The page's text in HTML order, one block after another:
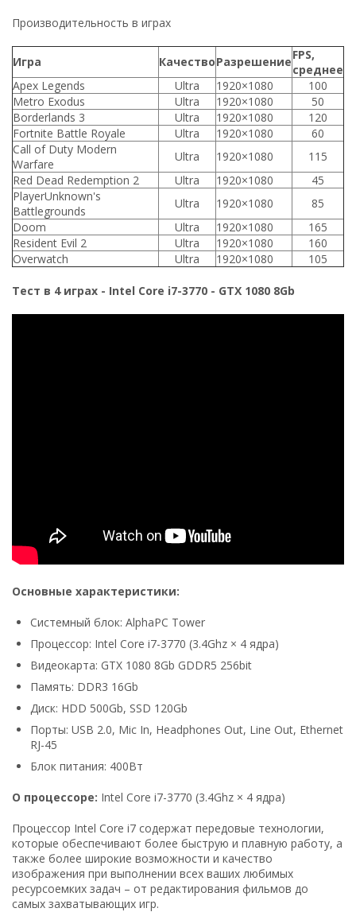
Производительность в играх
Игра КачествоРазрешениеFPS,
среднее
Apex Legends
Ultra 1920×1080
100
Metro Exodus
Ultra 1920×1080
50
Borderlands 3
Ultra 1920×1080
120
Fortnite Battle Royale
Ultra 1920×1080
60
Call of Duty Modern
Warfare
Ultra 1920×1080
115
Red Dead Redemption 2
Ultra 1920×1080
45
PlayerUnknown's
Battlegrounds
Ultra 1920×1080
85
Doom
Ultra 1920×1080
165
Resident Evil 2
Ultra 1920×1080
160
Overwatch
Ultra 1920×1080 105
Тест в 4 играх - Intel Core i7-3770 - GTX 1080 8Gb
Основные характеристики:
Системный блок: AlphaPC Tower
Процессор: Intel Core i7-3770 (3.4Ghz × 4 ядра)
Видеокарта: GTX 1080 8Gb GDDR5 256bit
Память: DDR3 16Gb
Диск: HDD 500Gb, SSD 120Gb
Порты: USB 2.0, Mic In, Headphones Out, Line Out, Ethernet
RJ-45
Блок питания: 400Вт
О процессоре: Intel Core i7-3770 (3.4Ghz × 4 ядра)
Процессор Intel Core i7 содержат передовые технологии,
которые обеспечивают более быструю и плавную работу, а
также более широкие возможности и качество
изображения при выполнении всех ваших любимых
ресурсоемких задач – от редактирования фильмов до
самых захватывающих игр.